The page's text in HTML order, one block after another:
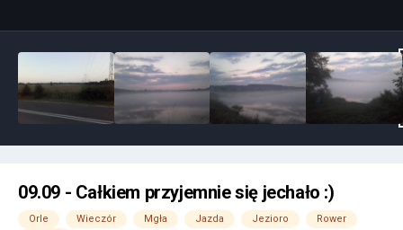
09.09 - Całkiem przyjemnie się jechało :)
Orle Wieczór Mgła Jazda Jezioro
Rower